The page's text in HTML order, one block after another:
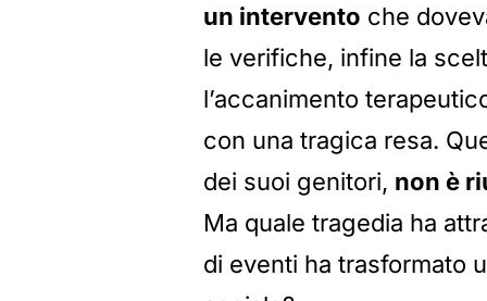
un intervento che
le verifiche, infine la
l’accanimento
con una tragica resa.
dei suoi genitori, non è
Ma quale tragedia ha
di eventi ha trasformato